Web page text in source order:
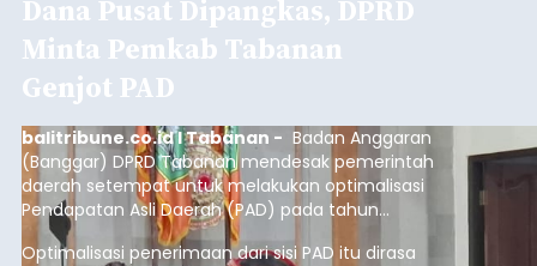
Dana Pusat Dipangkas, DPRD
Minta Pemkab Tabanan
Genjot PAD
balitribune.co.id I Tabanan - Badan Anggaran
(Banggar) DPRD Tabanan mendesak pemerintah
daerah setempat untuk melakukan optimalisasi
Pendapatan Asli Daerah (PAD) pada tahun
anggaran 2027.
Optimalisasi penerimaan dari sisi PAD itu dirasa